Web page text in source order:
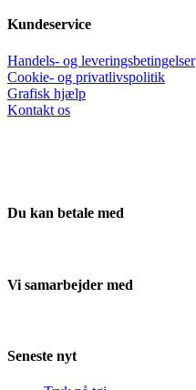
Kundeservice
Handels- og leveringsbetingelser
Cookie- og privatlivspolitik
Grafisk hjælp
Kontakt os
Du kan betale med
Vi samarbejder med
Seneste nyt